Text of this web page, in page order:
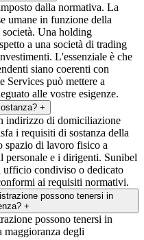
dalla normativa. La
umane in funzione della
Una holding
a una società di trading
L'essenziale è che
siano coerenti con
Services può mettere a
alle vostre esigenze.
+
indirizzo di domiciliazione
i requisiti di sostanza della
spazio di lavoro fisico a
personale e i dirigenti. Sunibel
ufficio condiviso o dedicato
ai requisiti normativi.
possono tenersi in
+
possono tenersi in
maggioranza degli